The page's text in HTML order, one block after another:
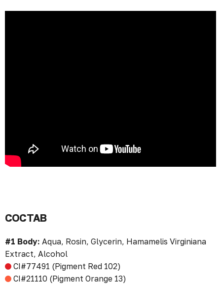
СОСТАВ
#1 Body: Aqua, Rosin, Glycerin, Hamamelis Virginiana
Extract, Alcohol
CI#77491 (Pigment Red 102)
CI#21110 (Pigment Orange 13)